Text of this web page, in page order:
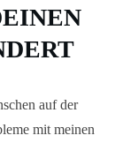
auf der
mit meinen